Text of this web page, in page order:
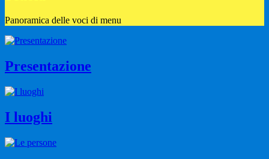
Panoramica delle voci di menu
Presentazione
I luoghi